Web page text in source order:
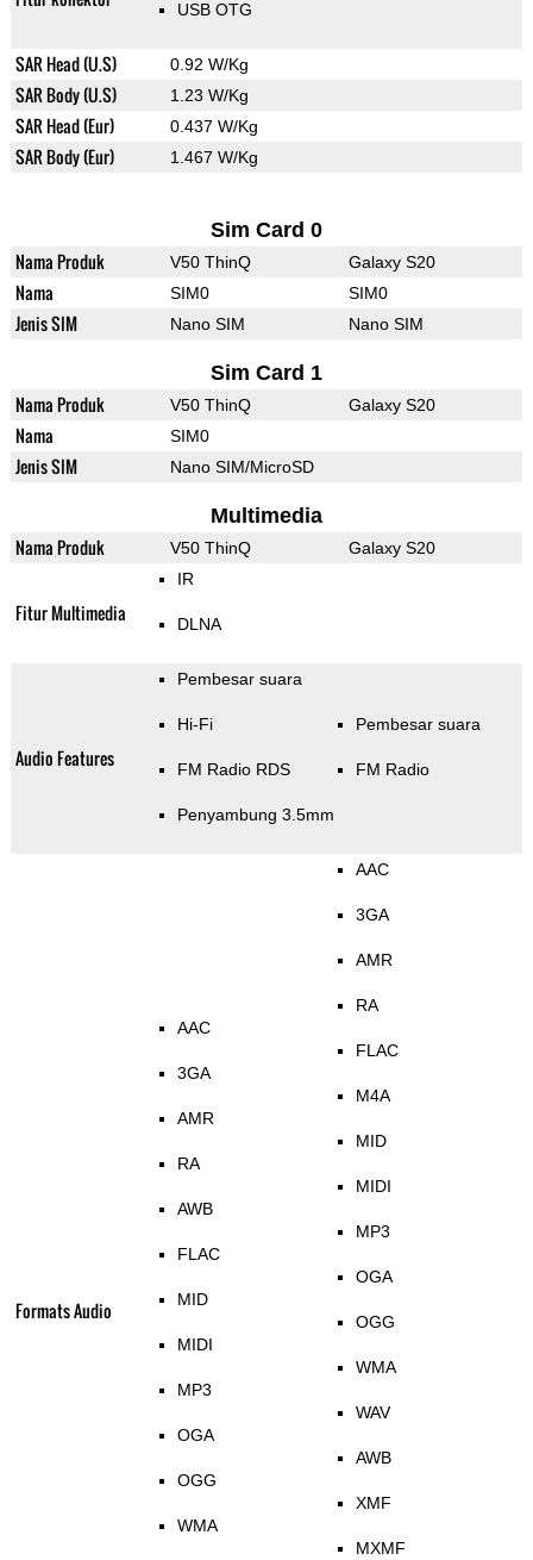
USB OTG
SAR Head (U.S) 0.92 W/Kg
SAR Body (U.S) 1.23 W/Kg
SAR Head (Eur) 0.437 W/Kg
SAR Body (Eur) 1.467 W/Kg
Sim Card 0
Nama Produk V50 ThinQ Galaxy S20
Nama SIM0 SIM0
Jenis SIM Nano SIM Nano SIM
Sim Card 1
Nama Produk V50 ThinQ Galaxy S20
Nama SIM0
Jenis SIM Nano SIM/MicroSD
Multimedia
Nama Produk V50 ThinQ Galaxy S20
Fitur Multimedia
IR
DLNA
Audio Features
Pembesar suara
Hi-Fi
FM Radio RDS
Penyambung 3.5mm
Pembesar suara
FM Radio
Formats Audio
AAC
3GA
AMR
RA
AWB
FLAC
MID
MIDI
MP3
OGA
OGG
WMA
AAC
3GA
AMR
RA
FLAC
M4A
MID
MIDI
MP3
OGA
OGG
WMA
WAV
AWB
XMF
MXMF